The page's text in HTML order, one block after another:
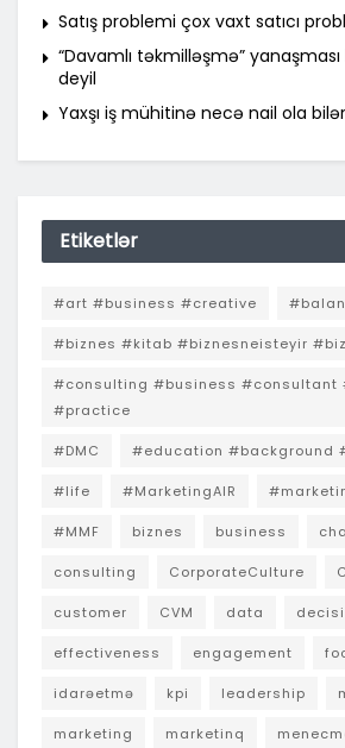
Satış problemi çox vaxt satıcı
“Davamlı təkmilləşmə”
deyil
Yaxşı iş mühitinə necə nail ola
Etiketlər
#art #business #creative
#biznes #kitab #biznesneisteyir
#consulting #business #consultant
#practice
#DMC #education #background
#life #MarketingAIR
#MMF biznes business
consulting CorporateCulture
customer CVM data
effectiveness engagement
idarəetmə kpi leadership
marketing marketinq